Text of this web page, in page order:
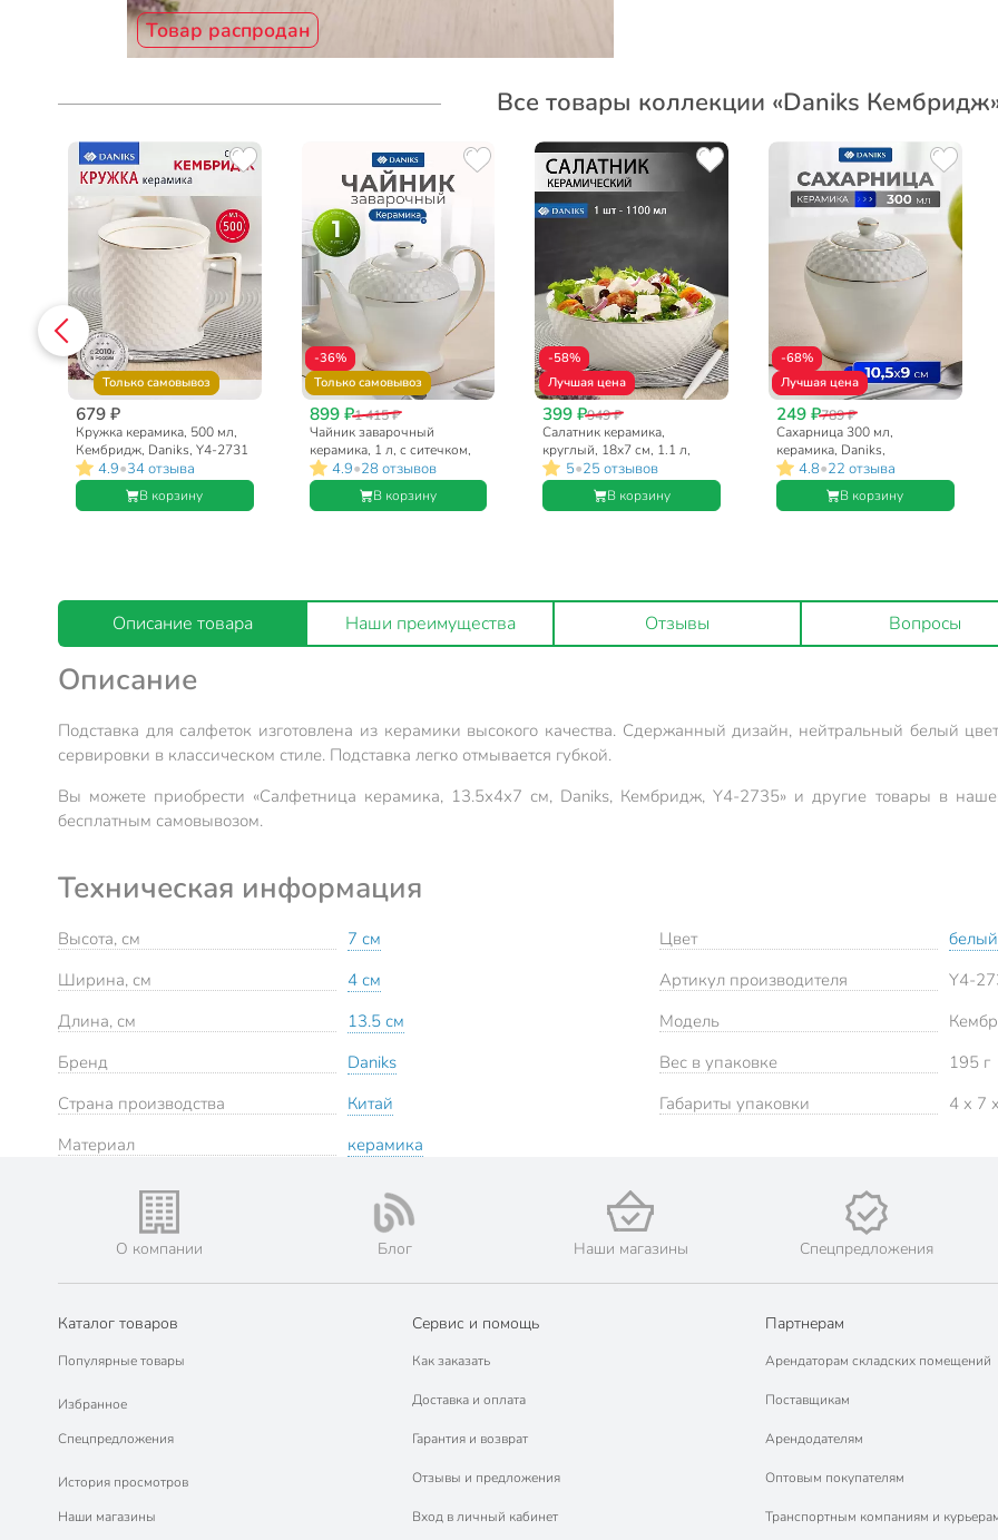
Товар распродан
Все товары коллекции «Daniks
Только самовывоз
679 ₽
Кружка керамика, 500 мл,
Кембридж, Daniks, Y4-2731
4.9•34 отзыва
В корзину
-36%
Только самовывоз
899 ₽1 415 ₽
Чайник заварочный
керамика, 1 л, с ситечком,
Daniks, Кембридж
4.9•28 отзывов
В корзину
-58%
Лучшая цена
399 ₽949 ₽
Салатник керамика,
круглый, 18х7 см, 1.1 л,
Кембридж, Daniks
5•25 отзывов
В корзину
-68%
Лучшая цена
249 ₽789 ₽
Сахарница 300 мл,
керамика, Daniks,
Кембридж
4.8•22 отзыва
В корзину
Описание товара Наши преимущества Отзывы Вопросы
Описание
Подставка для салфеток изготовлена из керамики высокого качества. Сдержанный дизайн, нейтральный белый
сервировки в классическом стиле. Подставка легко отмывается губкой.
Вы можете приобрести «Салфетница керамика, 13.5х4х7 см, Daniks, Кембридж, Y4-2735» и другие товары в
бесплатным самовывозом.
Техническая информация
Высота, см
7 см
Ширина, см
4 см
Длина, см
13.5 см
Бренд
Daniks
Страна производства
Китай
Материал
керамика
Цвет
белый
Артикул производителя
Y4-
Модель
Вес в упаковке
195 г
Габариты упаковки
4 x 7
О компании Блог Наши магазины Спецпредложения
Каталог товаров
Популярные товары
Избранное
Спецпредложения
История просмотров
Наши магазины
Сервис и помощь
Как заказать
Доставка и оплата
Гарантия и возврат
Отзывы и предложения
Вход в личный кабинет
Партнерам
Арендаторам складских помещений
Поставщикам
Арендодателям
Оптовым покупателям
Транспортным компаниям и